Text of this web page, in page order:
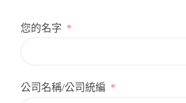
您的名字
公司名稱/公司統編